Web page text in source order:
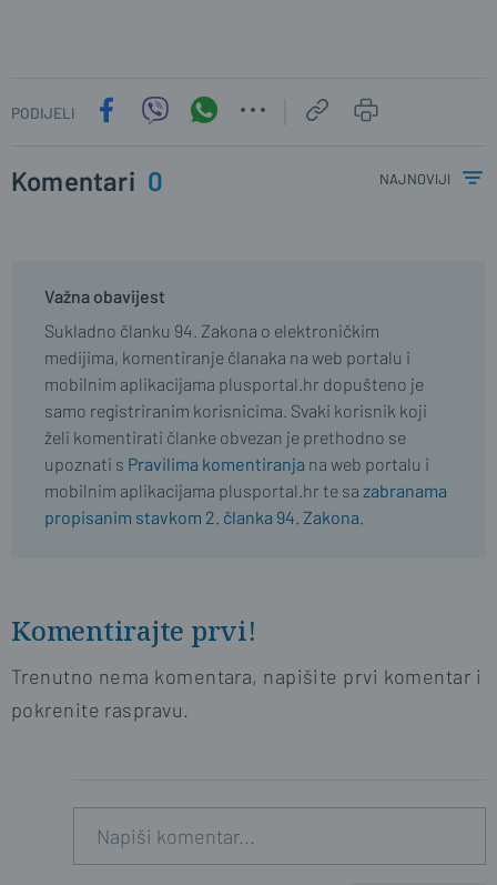
PODIJELI
Komentari 0 najnoviji
Važna obavijest
Sukladno članku 94. Zakona o elektroničkim
medijima, komentiranje članaka na web portalu i
mobilnim aplikacijama plusportal.hr dopušteno je
samo registriranim korisnicima. Svaki korisnik koji
želi komentirati članke obvezan je prethodno se
upoznati s Pravilima komentiranja na web portalu i
mobilnim aplikacijama plusportal.hr te sa zabranama
propisanim stavkom 2. članka 94. Zakona.
Komentirajte prvi!
Trenutno nema komentara, napišite prvi komentar i
pokrenite raspravu.